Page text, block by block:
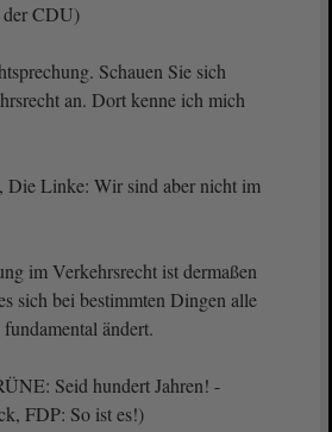
der CDU)
Schauen Sie sich
an. Dort kenne ich mich
Die Linke: Wir sind aber nicht im
im Verkehrsrecht ist dermaßen
sich bei bestimmten Dingen alle
ändert.
Seid hundert Jahren! -
FDP: So ist es!)